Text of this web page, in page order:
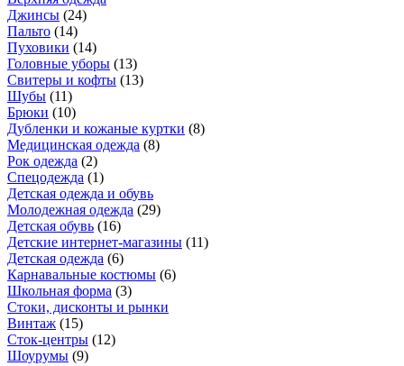
Джинсы (24)
Пальто (14)
Пуховики (14)
Головные уборы (13)
Свитеры и кофты (13)
Шубы (11)
Брюки (10)
Дубленки и кожаные куртки (8)
Медицинская одежда (8)
Рок одежда (2)
Спецодежда (1)
Детская одежда и обувь
Молодежная одежда (29)
Детская обувь (16)
Детские интернет-магазины (11)
Детская одежда (6)
Карнавальные костюмы (6)
Школьная форма (3)
Стоки, дисконты и рынки
Винтаж (15)
Сток-центры (12)
Шоурумы (9)